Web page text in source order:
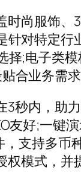
时尚服饰、
针对特定行
择;电子类
合业务需求
3秒内，助
友好;一键
支持多币
权模式，并